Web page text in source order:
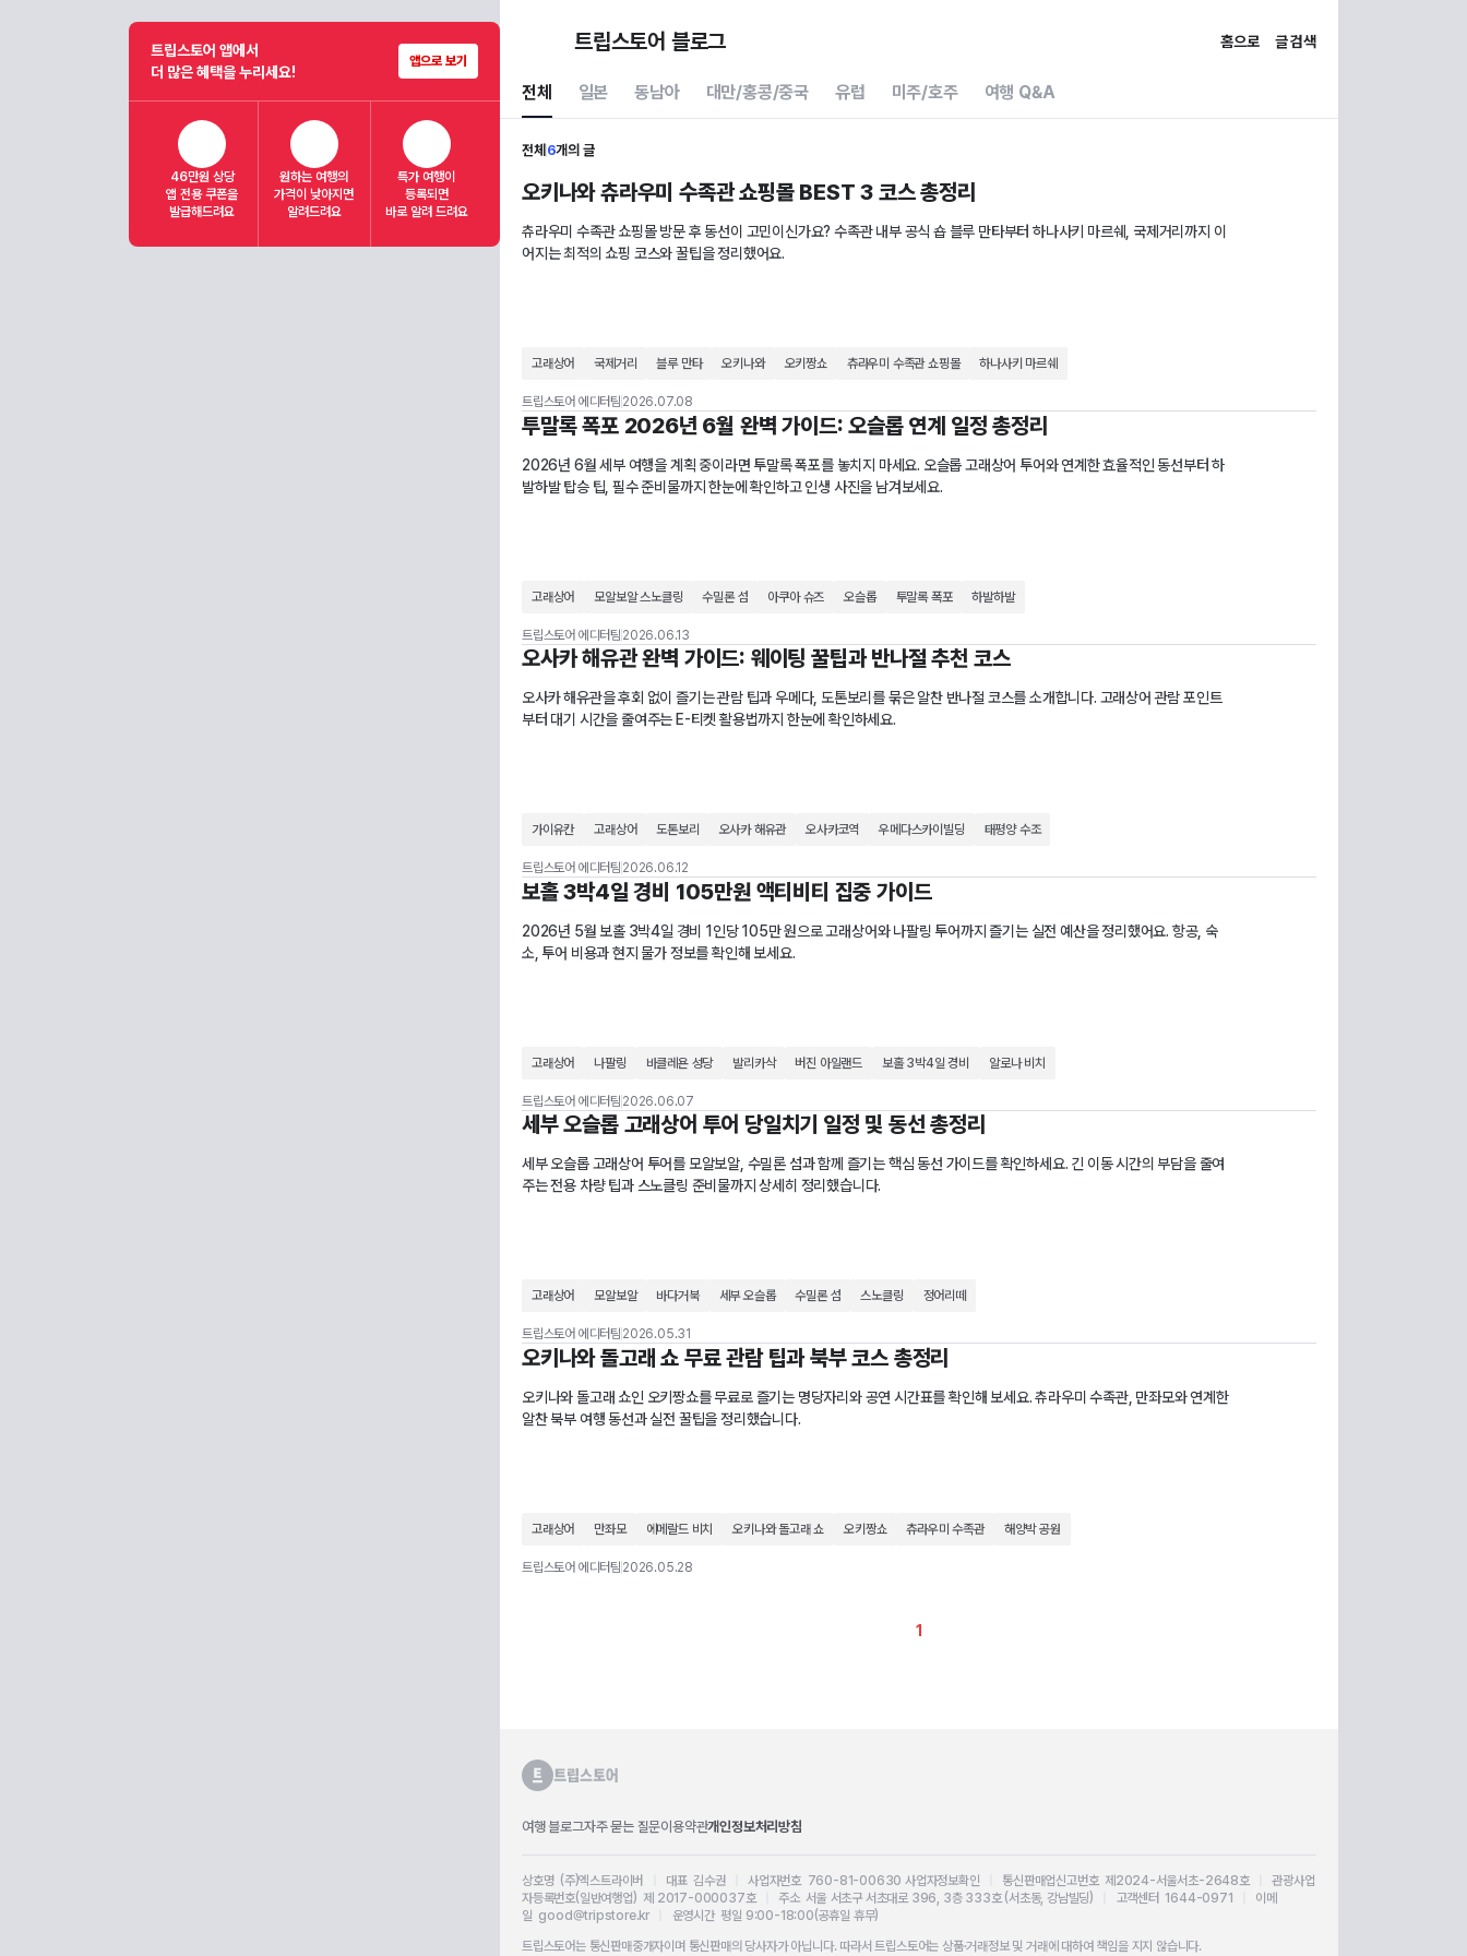
트립스토어 앱에서
더 많은 혜택을 누리세요!
앱으로 보기
46만원 상당
앱 전용 쿠폰을
발급해드려요
원하는 여행의
가격이 낮아지면
알려드려요
특가 여행이
등록되면
바로 알려 드려요
트립스토어 블로그 홈으로 글 검색
전체 일본 동남아 대만/홍콩/중국 유럽 미주/호주 여행 Q&A
전체 6개의 글
오키나와 츄라우미 수족관 쇼핑몰 BEST 3 코스 총정리
츄라우미 수족관 쇼핑몰 방문 후 동선이 고민이신가요? 수족관 내부 공식 숍 블루 만타부터 하나사키 마르쉐, 국제거리까지 이
어지는 최적의 쇼핑 코스와 꿀팁을 정리했어요.
고래상어 국제거리 블루 만타 오키나와 오키짱쇼 츄라우미 수족관 쇼핑몰 하나사키 마르쉐
트립스토어 에디터팀 2026.07.08
투말록 폭포 2026년 6월 완벽 가이드: 오슬롭 연계 일정 총정리
2026년 6월 세부 여행을 계획 중이라면 투말록 폭포를 놓치지 마세요. 오슬롭 고래상어 투어와 연계한 효율적인 동선부터 하
발하발 탑승 팁, 필수 준비물까지 한눈에 확인하고 인생 사진을 남겨보세요.
고래상어 모알보알 스노클링 수밀론 섬 아쿠아 슈즈 오슬롭 투말록 폭포 하발하발
트립스토어 에디터팀 2026.06.13
오사카 해유관 완벽 가이드: 웨이팅 꿀팁과 반나절 추천 코스
오사카 해유관을 후회 없이 즐기는 관람 팁과 우메다, 도톤보리를 묶은 알찬 반나절 코스를 소개합니다. 고래상어 관람 포인트
부터 대기 시간을 줄여주는 E-티켓 활용법까지 한눈에 확인하세요.
가이유칸 고래상어 도톤보리 오사카 해유관 오사카코역 우메다스카이빌딩 태평양 수조
트립스토어 에디터팀 2026.06.12
보홀 3박4일 경비 105만원 액티비티 집중 가이드
2026년 5월 보홀 3박4일 경비 1인당 105만 원으로 고래상어와 나팔링 투어까지 즐기는 실전 예산을 정리했어요. 항공, 숙
소, 투어 비용과 현지 물가 정보를 확인해 보세요.
고래상어 나팔링 바클레욘 성당 발리카삭 버진 아일랜드 보홀 3박4일 경비 알로나 비치
트립스토어 에디터팀 2026.06.07
세부 오슬롭 고래상어 투어 당일치기 일정 및 동선 총정리
세부 오슬롭 고래상어 투어를 모알보알, 수밀론 섬과 함께 즐기는 핵심 동선 가이드를 확인하세요. 긴 이동 시간의 부담을 줄여
주는 전용 차량 팁과 스노클링 준비물까지 상세히 정리했습니다.
고래상어 모알보알 바다거북 세부 오슬롭 수밀론 섬 스노클링 정어리떼
트립스토어 에디터팀 2026.05.31
오키나와 돌고래 쇼 무료 관람 팁과 북부 코스 총정리
오키나와 돌고래 쇼인 오키짱쇼를 무료로 즐기는 명당자리와 공연 시간표를 확인해 보세요. 츄라우미 수족관, 만좌모와 연계한
알찬 북부 여행 동선과 실전 꿀팁을 정리했습니다.
고래상어 만좌모 에메랄드 비치 오키나와 돌고래 쇼 오키짱쇼 츄라우미 수족관 해양박 공원
트립스토어 에디터팀 2026.05.28
1
여행 블로그자주 묻는 질문이용약관개인정보처리방침
상호명 (주)엑스트라이버 대표 김수권 |사업자번호 760-81-00630 사업자정보확인 통신판매업신고번호 제2024-서울서초-2648호|관광사업
자등록번호(일반여행업) 제 2017-000037호| 주소 서울 서초구 서초대로 396, 3층 333호 (서초동, 강남빌딩) 고객센터 1644-0971
이메
일 good@tripstore.kr
운영시간 평일 9:00-18:00(공휴일 휴무)
트립스토어는 통신판매중개자이며 통신판매의 당사자가 아닙니다. 따라서 트립스토어는 상품·거래정보 및 거래에 대하여 책임을 지지 않습니다.